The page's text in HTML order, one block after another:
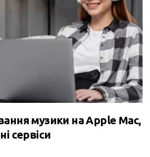
музики на Apple Mac,
сервіси